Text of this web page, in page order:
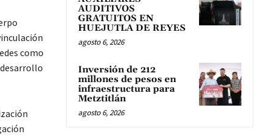
como
AUDITIVOS
GRATUITOS EN
HUEJUTLA DE REYES
agosto 6, 2026
Inversión de 212
millones de pesos en
infraestructura para
Metztitlán
agosto 6, 2026